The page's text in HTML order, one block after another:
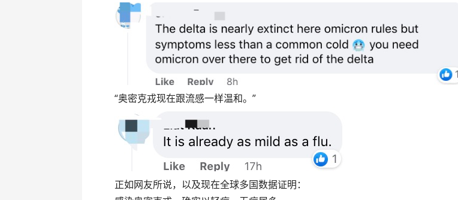
“奥密克戎现在跟流感一样温和。”
正如网友所说，以及现在全球多国数据证明：